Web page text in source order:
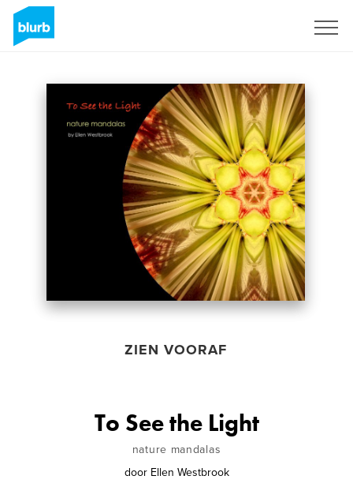
ZIEN VOORAF
To See the Light
nature mandalas
door Ellen Westbrook